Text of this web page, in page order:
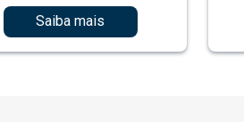
Saiba mais